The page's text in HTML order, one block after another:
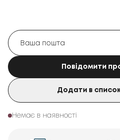
Повідомити
Додати в
Немає в наявності